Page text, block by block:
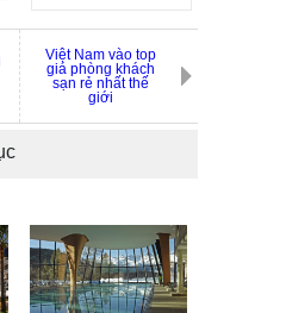
Việt Nam vào top
giá phòng khách
sạn rẻ nhất thế
giới